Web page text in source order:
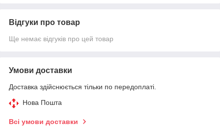
Відгуки про товар
Ще немає відгуків про цей товар
Умови доставки
Доставка здійснюється тільки по передоплаті.
Нова Пошта
Всі умови доставки